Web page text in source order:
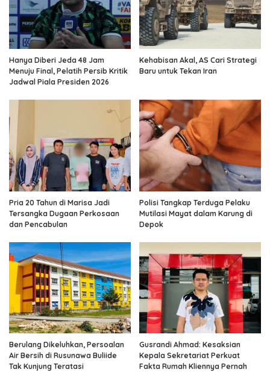
Hanya Diberi Jeda 48 Jam
Menuju Final, Pelatih Persib Kritik
Jadwal Piala Presiden 2026
Kehabisan Akal, AS Cari Strategi
Baru untuk Tekan Iran
Pria 20 Tahun di Marisa Jadi
Tersangka Dugaan Perkosaan
dan Pencabulan
Polisi Tangkap Terduga Pelaku
Mutilasi Mayat dalam Karung di
Depok
Berulang Dikeluhkan, Persoalan
Air Bersih di Rusunawa Buliide
Tak Kunjung Teratasi
Gusrandi Ahmad: Kesaksian
Kepala Sekretariat Perkuat
Fakta Rumah Kliennya Pernah